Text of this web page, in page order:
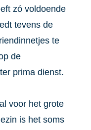
zó voldoende
tevens de
te
de
prima dienst.
voor het grote
is het soms